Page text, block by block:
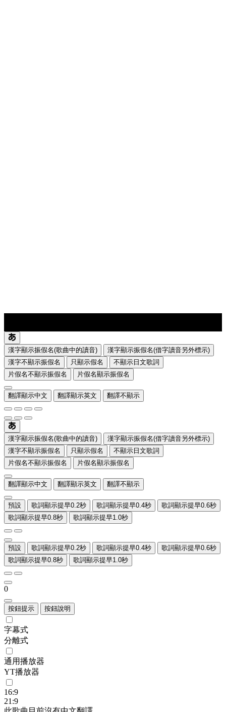
漢字顯示振假名(歌曲中的讀音)
漢字顯示振假名(借字讀音另外標示)
漢字不顯示振假名
只顯示假名
不顯示日文歌詞
片假名不顯示振假名
片假名顯示振假名
翻譯顯示中文 翻譯顯示英文 翻譯不顯示
漢字顯示振假名(歌曲中的讀音)
漢字顯示振假名(借字讀音另外標示)
漢字不顯示振假名
只顯示假名
不顯示日文歌詞
片假名不顯示振假名
片假名顯示振假名
翻譯顯示中文 翻譯顯示英文 翻譯不顯示
預設 歌詞顯示提早0.2秒 歌詞顯示提早0.4秒
歌詞顯示提早0.6秒
歌詞顯示提早0.8秒
歌詞顯示提早1.0秒
預設 歌詞顯示提早0.2秒 歌詞顯示提早0.4秒
歌詞顯示提早0.6秒
歌詞顯示提早0.8秒
歌詞顯示提早1.0秒
0
按鈕提示 按鈕說明
字幕式
分離式
通用播放器
YT播放器
16:9
21:9